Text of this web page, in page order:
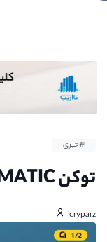
#خبری
توکن MATIC آماده افزایش عظیم است.
cryparz